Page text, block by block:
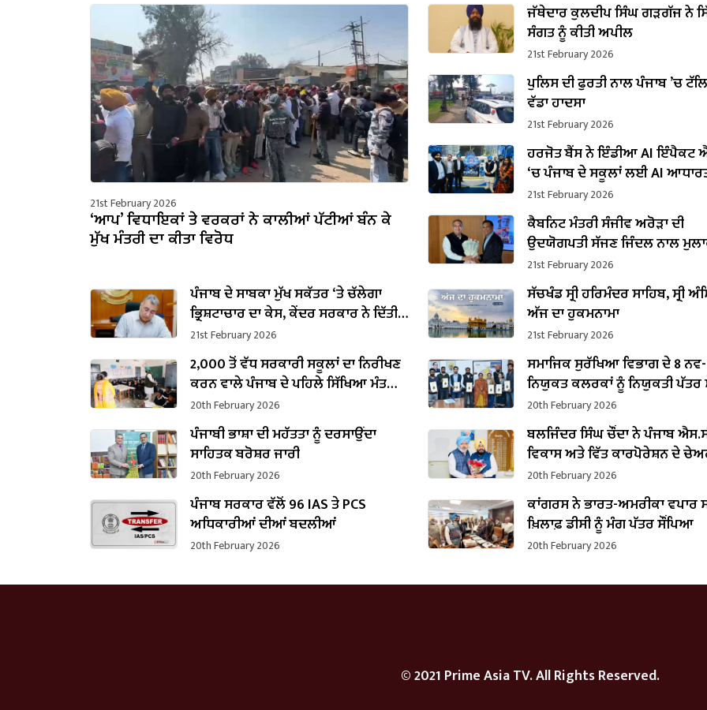
21st February 2026
‘ਆਪ’ ਵਿਧਾਇਕਾਂ ਤੇ ਵਰਕਰਾਂ ਨੇ ਕਾਲੀਆਂ ਪੱਟੀਆਂ ਬੰਨ ਕੇ
ਮੁੱਖ ਮੰਤਰੀ ਦਾ ਕੀਤਾ ਵਿਰੋਧ
ਜੱਥੇਦਾਰ ਕੁਲਦੀਪ ਸਿੰਘ ਗੜਗੱਜ ਨੇ
ਸੰਗਤ ਨੂੰ ਕੀਤੀ ਅਪੀਲ
21st February 2026
ਪੁਲਿਸ ਦੀ ਫੁਰਤੀ ਨਾਲ ਪੰਜਾਬ ’ਚ
ਵੱਡਾ ਹਾਦਸਾ
21st February 2026
ਹਰਜੋਤ ਬੈਂਸ ਨੇ ਇੰਡੀਆ AI ਇੰਪੈਕਟ
‘ਚ ਪੰਜਾਬ ਦੇ ਸਕੂਲਾਂ ਲਈ AI
ਸੰਭਾਵਨਾਵਾਂ ਨੂੰ ਤਲਾਸ਼ਿਆ
21st February 2026
ਕੈਬਨਿਟ ਮੰਤਰੀ ਸੰਜੀਵ ਅਰੋੜਾ ਦੀ
ਉਦਯੋਗਪਤੀ ਸੱਜਣ ਜਿੰਦਲ ਨਾਲ
ਇਸਪਾਤ ਖੇਤਰ ‘ਚ ₹1,500 ਕਰੋੜ ਨਿਵੇਸ਼
ਐਲਾਨ
21st February 2026
ਪੰਜਾਬ ਦੇ ਸਾਬਕਾ ਮੁੱਖ ਸਕੱਤਰ ‘ਤੇ ਚੱਲੇਗਾ
ਭ੍ਰਿਸ਼ਟਾਚਾਰ ਦਾ ਕੇਸ, ਕੇਂਦਰ ਸਰਕਾਰ ਨੇ ਦਿੱਤੀ
ਪ੍ਰਵਾਨਗੀ
21st February 2026
ਸੱਚਖੰਡ ਸ੍ਰੀ ਹਰਿਮੰਦਰ ਸਾਹਿਬ, ਸ੍ਰੀ
ਅੱਜ ਦਾ ਹੁਕਮਨਾਮਾ
21st February 2026
2,000 ਤੋਂ ਵੱਧ ਸਰਕਾਰੀ ਸਕੂਲਾਂ ਦਾ ਨਿਰੀਖਣ
ਕਰਨ ਵਾਲੇ ਪੰਜਾਬ ਦੇ ਪਹਿਲੇ ਸਿੱਖਿਆ ਮੰਤਰੀ
ਬਣੇ ਹਰਜੋਤ ਸਿੰਘ ਬੈਂਸ
20th February 2026
ਸਮਾਜਿਕ ਸੁਰੱਖਿਆ ਵਿਭਾਗ ਦੇ 8 ਨਵ-
ਨਿਯੁਕਤ ਕਲਰਕਾਂ ਨੂੰ ਨਿਯੁਕਤੀ ਪੱਤਰ
20th February 2026
ਪੰਜਾਬੀ ਭਾਸ਼ਾ ਦੀ ਮਹੱਤਤਾ ਨੂੰ ਦਰਸਾਉਂਦਾ
ਸਾਹਿਤਕ ਬਰੋਸ਼ਰ ਜਾਰੀ
20th February 2026
ਬਲਜਿੰਦਰ ਸਿੰਘ ਚੌਂਦਾ ਨੇ ਪੰਜਾਬ
ਵਿਕਾਸ ਅਤੇ ਵਿੱਤ ਕਾਰਪੋਰੇਸ਼ਨ ਦੇ
ਵਜੋਂ ਸੰਭਾਲਿਆ ਕਾਰਜਭਾਰ
20th February 2026
ਪੰਜਾਬ ਸਰਕਾਰ ਵੱਲੋਂ 96 IAS ਤੇ PCS
ਅਧਿਕਾਰੀਆਂ ਦੀਆਂ ਬਦਲੀਆਂ
20th February 2026
ਕਾਂਗਰਸ ਨੇ ਭਾਰਤ-ਅਮਰੀਕਾ ਵਪਾਰ
ਖ਼ਿਲਾਫ਼ ਡੀਸੀ ਨੂੰ ਮੰਗ ਪੱਤਰ ਸੌਂਪਿਆ
20th February 2026
© 2021 Prime Asia TV. All Rights Reserved.